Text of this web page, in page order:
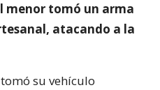
menor tomó un arma
atacando a la
su vehículo